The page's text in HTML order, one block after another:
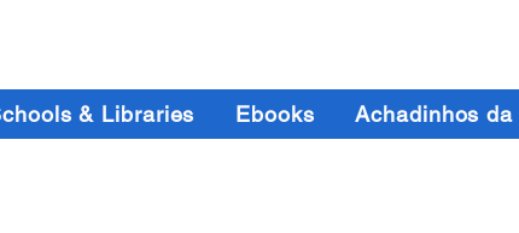
& Libraries Ebooks Achadinhos